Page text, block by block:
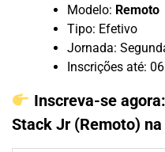
Modelo: Remoto
Tipo: Efetivo
Jornada:
Inscrições até:
Inscreva-se agora:
Stack Jr (Remoto)